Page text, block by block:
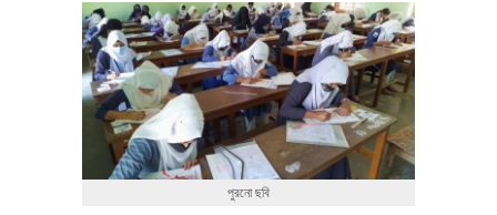
পুরনো ছবি